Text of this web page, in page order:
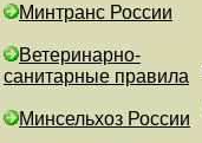
Минтранс России
Ветеринарно-
санитарные правила
Минсельхоз России